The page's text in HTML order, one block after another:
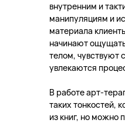
внутренним и
манипуляциям и
материала
начинают
телом, чувствуют
увлекаются
В работе арт-
таких тонкостей,
из книг, но можно